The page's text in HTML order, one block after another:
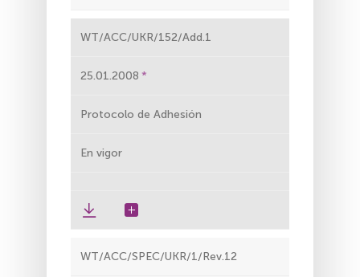
WT/ACC/UKR/152/Add.1
25.01.2008
Protocolo de Adhesión
En vigor
WT/ACC/SPEC/UKR/1/Rev.12